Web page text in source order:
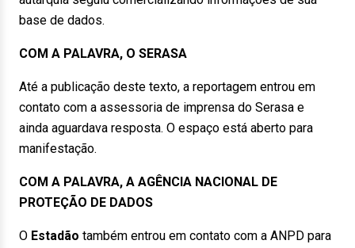
base de dados.
COM A PALAVRA, O SERASA
Até a publicação deste texto, a reportagem entrou em
contato com a assessoria de imprensa do Serasa e
ainda aguardava resposta. O espaço está aberto para
manifestação.
COM A PALAVRA, A AGÊNCIA NACIONAL DE
PROTEÇÃO DE DADOS
O Estadão também entrou em contato com a ANPD para